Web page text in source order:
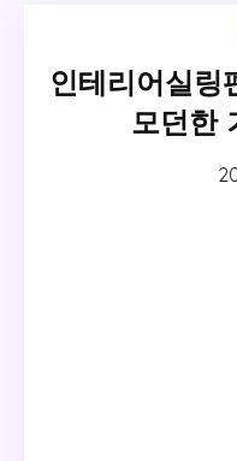
인테리어실링
모던한